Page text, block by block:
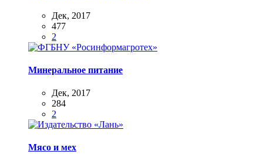
Дек, 2017
477
2
Минеральное питание
Дек, 2017
284
2
Мясо и мех